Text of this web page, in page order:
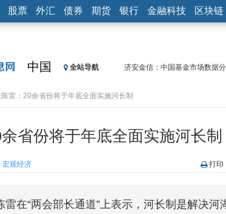
股票 外汇 债券 期货 银行 金融科技 区块链
中国 全站导航
济安金信：中国基金市场数据分
记者手记：疫情下的香港零售业
济安金信：中国基金市场数据
【新华财经调查】同业存单、
央行公开市场净投放300亿元
恒生聚源：北斗收官之星发射
雷：20余省份将于年底全面实施河长制
省份将于年底全面实施河长制
宏观经济 打印
雷在“两会部长通道”上表示，河长制是解决河